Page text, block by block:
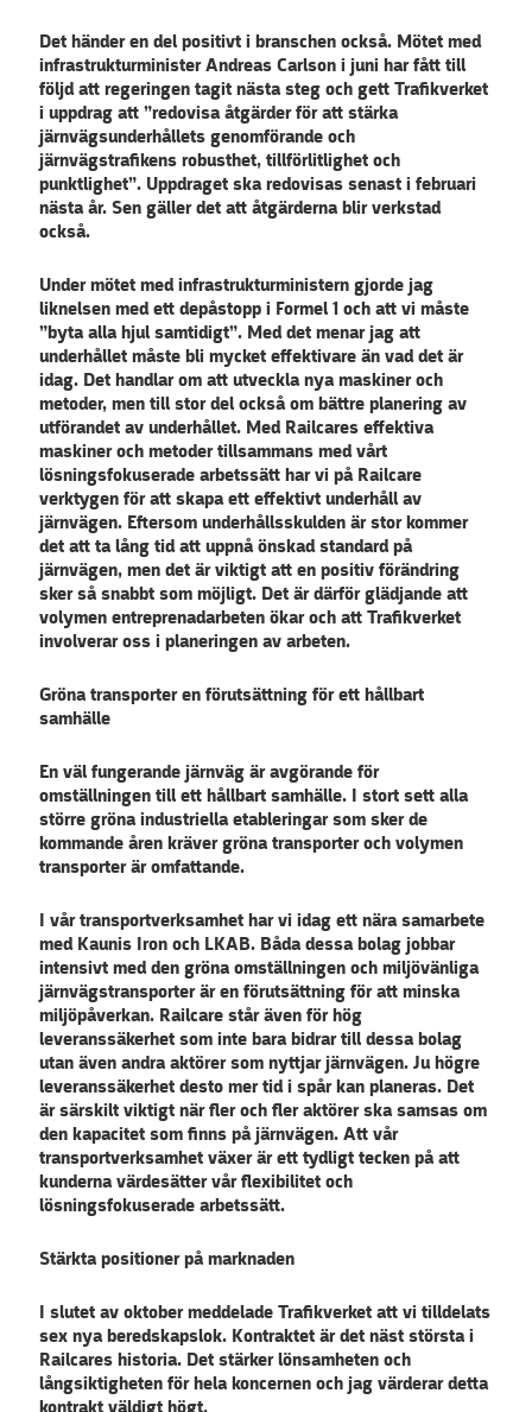
Det händer en del positivt i branschen också. Mötet med
infrastrukturminister Andreas Carlson i juni har fått till
följd att regeringen tagit nästa steg och gett Trafikverket
i uppdrag att ”redovisa åtgärder för att stärka
järnvägsunderhållets genomförande och
järnvägstrafikens robusthet, tillförlitlighet och
punktlighet”. Uppdraget ska redovisas senast i februari
nästa år. Sen gäller det att åtgärderna blir verkstad
också.
Under mötet med infrastrukturministern gjorde jag
liknelsen med ett depåstopp i Formel 1 och att vi måste
”byta alla hjul samtidigt”. Med det menar jag att
underhållet måste bli mycket effektivare än vad det är
idag. Det handlar om att utveckla nya maskiner och
metoder, men till stor del också om bättre planering av
utförandet av underhållet. Med Railcares effektiva
maskiner och metoder tillsammans med vårt
lösningsfokuserade arbetssätt har vi på Railcare
verktygen för att skapa ett effektivt underhåll av
järnvägen. Eftersom underhållsskulden är stor kommer
det att ta lång tid att uppnå önskad standard på
järnvägen, men det är viktigt att en positiv förändring
sker så snabbt som möjligt. Det är därför glädjande att
volymen entreprenadarbeten ökar och att Trafikverket
involverar oss i planeringen av arbeten.
Gröna transporter en förutsättning för ett hållbart
samhälle
En väl fungerande järnväg är avgörande för
omställningen till ett hållbart samhälle. I stort sett alla
större gröna industriella etableringar som sker de
kommande åren kräver gröna transporter och volymen
transporter är omfattande.
I vår transportverksamhet har vi idag ett nära samarbete
med Kaunis Iron och LKAB. Båda dessa bolag jobbar
intensivt med den gröna omställningen och miljövänliga
järnvägstransporter är en förutsättning för att minska
miljöpåverkan. Railcare står även för hög
leveranssäkerhet som inte bara bidrar till dessa bolag
utan även andra aktörer som nyttjar järnvägen. Ju högre
leveranssäkerhet desto mer tid i spår kan planeras. Det
är särskilt viktigt när fler och fler aktörer ska samsas om
den kapacitet som finns på järnvägen. Att vår
transportverksamhet växer är ett tydligt tecken på att
kunderna värdesätter vår flexibilitet och
lösningsfokuserade arbetssätt.
Stärkta positioner på marknaden
I slutet av oktober meddelade Trafikverket att vi tilldelats
sex nya beredskapslok. Kontraktet är det näst största i
Railcares historia. Det stärker lönsamheten och
långsiktigheten för hela koncernen och jag värderar detta